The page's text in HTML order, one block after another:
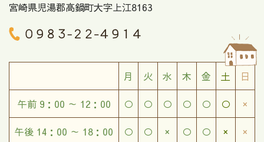
宮崎県児湯郡高鍋町大字上江8163
月 火 水 木 金 土 日
午前 9：00 ～ 12：00 ○ ○ ○ ○ ○ ○ ×
午後 14：00 ～ 18：00 ○ ○ × ○ ○ × ×